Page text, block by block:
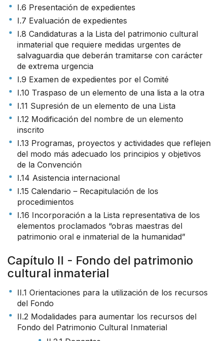
I.6 Presentación de expedientes
I.7 Evaluación de expedientes
I.8 Candidaturas a la Lista del patrimonio cultural
inmaterial que requiere medidas urgentes de
salvaguardia que deberán tramitarse con carácter
de extrema urgencia
I.9 Examen de expedientes por el Comité
I.10 Traspaso de un elemento de una lista a la otra
I.11 Supresión de un elemento de una Lista
I.12 Modificación del nombre de un elemento
inscrito
I.13 Programas, proyectos y actividades que reflejen
del modo más adecuado los principios y objetivos
de la Convención
I.14 Asistencia internacional
I.15 Calendario – Recapitulación de los
procedimientos
I.16 Incorporación a la Lista representativa de los
elementos proclamados “obras maestras del
patrimonio oral e inmaterial de la humanidad”
Capítulo II - Fondo del patrimonio
cultural inmaterial
II.1 Orientaciones para la utilización de los recursos
del Fondo
II.2 Modalidades para aumentar los recursos del
Fondo del Patrimonio Cultural Inmaterial